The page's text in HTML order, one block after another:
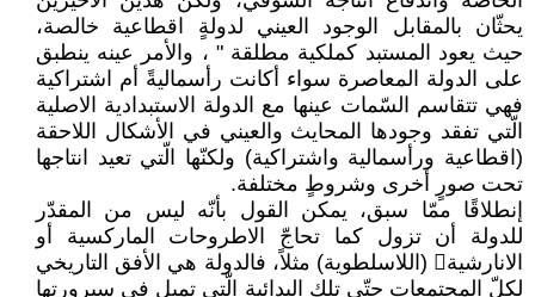
يحثّان ‏بالمقابل الوجود العيني لدولةٍ اقطاعية خالصة،
‏حيث يعود المستبد كملكية مطلقة "‏ ، والأمر عينه ‏ينطبق
على الدولة المعاصرة سواء أكانت رأسماليةً ‏أم اشتراكية
فهي تتقاسم السّمات عينها مع الدولة ‏الاستبدادية الاصلية
الّتي تفقد وجودها المحايث ‏والعيني في الأشكال اللاحقة
(اقطاعية ورأسمالية ‏واشتراكية) ولكنّها الّتي تعيد انتاجها
تحت صورٍ ‏أخرى وشروطٍ مختلفة. ‏
إنطلاقًا ممّا سبق، يمكن القول بأنّه ليس من المقدّر
‏للدولة أن تزول كما تحاجّ الاطروحات الماركسية أو
‏الانارشية‏ (اللاسلطوية) مثلاً، فالدولة هي الأفق ‏التاريخي
لكلّ المجتمعات حتّى تلك البدائية الّتي تميل ‏في سيرورتها